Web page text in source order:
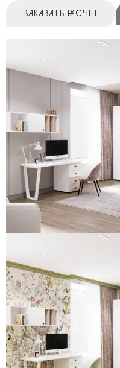
ЗАКАЗАТЬ РАСЧЕТ